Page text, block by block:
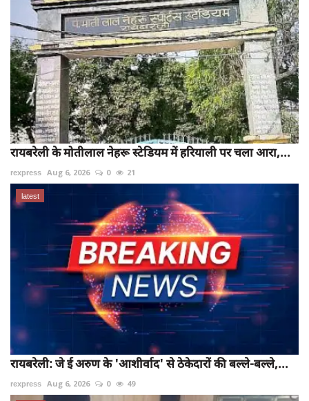
रायबरेली के मोतीलाल नेहरू स्टेडियम में हरियाली पर चला आरा,...
rexpress Aug 6, 2026 0 21
latest
रायबरेली: जे ई अरुण के 'आशीर्वाद' से ठेकेदारों की बल्ले-बल्ले,...
rexpress Aug 6, 2026 0 49